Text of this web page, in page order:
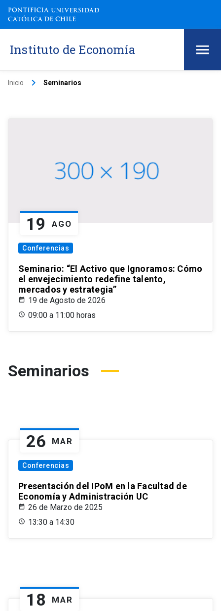
Instituto de Economía
Inicio keyboard_arrow_right Seminarios
19 AGO
Conferencias
Seminario: “El Activo que Ignoramos: Cómo
el envejecimiento redefine talento,
mercados y estrategia”
19 de Agosto de 2026
09:00 a 11:00 horas
Seminarios
26 MAR
Conferencias
Presentación del IPoM en la Facultad de
Economía y Administración UC
26 de Marzo de 2025
13:30 a 14:30
18 MAR